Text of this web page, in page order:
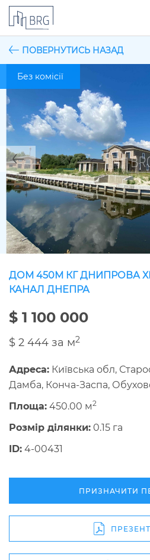
ПОВЕРНУТИСЬ НАЗАД
Без комісії
ДОМ 450М КГ ДНИПРОВА
КАНАЛ ДНЕПРА
$ 1 100 000
$ 2 444 за м2
Адреса: Київська обл,
Дамба, Конча-Заспа,
Площа: 450.00 м2
Розмір ділянки: 0.15 га
ID: 4-00431
ПРИЗНАЧИТИ